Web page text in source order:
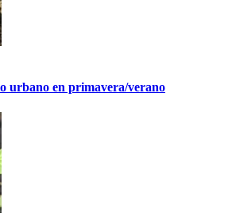
urbano en primavera/verano